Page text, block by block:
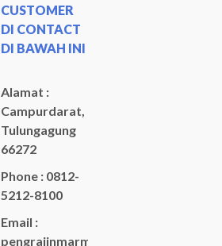
CUSTOMER
DI CONTACT
DI BAWAH INI
Alamat :
Campurdarat,
Tulungagung
66272
Phone : 0812-
5212-8100
Email :
pengrajinmarme88@gmail.com